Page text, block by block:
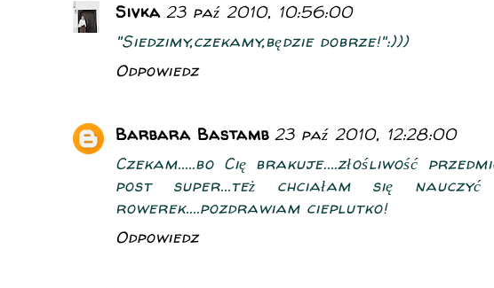
Sivka 23 paź 2010, 10:56:00
"Siedzimy,czekamy,będzie dobrze!":)))
Odpowiedz
Barbara Bastamb 23 paź 2010, 12:28:00
Czekam.....bo Cię brakuje....złośliwość
post super...też chciałam się
rowerek....pozdrawiam cieplutko!
Odpowiedz